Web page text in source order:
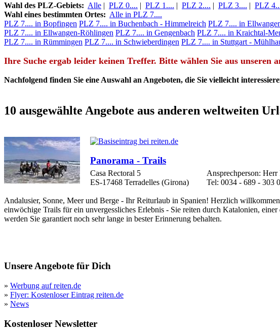
Wahl des PLZ-Gebiets: Alle | PLZ 0.... | PLZ 1.... | PLZ 2.... | PLZ 3.... | PLZ
Wahl eines bestimmten Ortes: Alle in PLZ 7....
PLZ 7.... in Bopfingen PLZ 7.... in Buchenbach - Himmelreich PLZ 7.... in
PLZ 7.... in Ellwangen-Röhlingen PLZ 7.... in Gengenbach PLZ 7.... in Kraichtal-
PLZ 7.... in Rümmingen PLZ 7.... in Schwieberdingen PLZ 7.... in Stuttgart -
Ihre Suche ergab leider keinen Treffer. Bitte wählen Sie aus unseren
Nachfolgend finden Sie eine Auswahl an Angeboten, die Sie vielleicht
10 ausgewählte Angebote aus anderen weltweiten
Panorama - Trails
Casa Rectoral 5
ES-17468 Terradelles (Girona)
Ansprechperson:
Tel: 0034 - 689 - 303
Andalusier, Sonne, Meer und Berge - Ihr Reiturlaub in Spanien! Herzlich
einwöchige Trails für ein unvergessliches Erlebnis - Sie reiten durch Katalonien,
werden Sie garantiert noch sehr lange in bester Erinnerung behalten.
Unsere Angebote für Dich
» Werbung auf reiten.de
» Flyer: Kostenloser Eintrag reiten.de
» News
Kostenloser Newsletter